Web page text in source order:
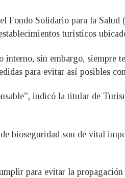
Fondo Solidario para la
turísticos
sin embargo, siempre
para evitar así posibles
indicó la titular de
bioseguridad son de vital
para evitar la